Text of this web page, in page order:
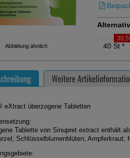
Abbildung ähnlich 40 St*
Weitere
eXtract überzogene Tabletten
Tablette von Sinupret extract enthält
Schlüsselblumenblüten;